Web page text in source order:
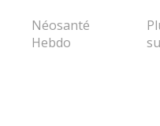
Néosanté
Hebdo